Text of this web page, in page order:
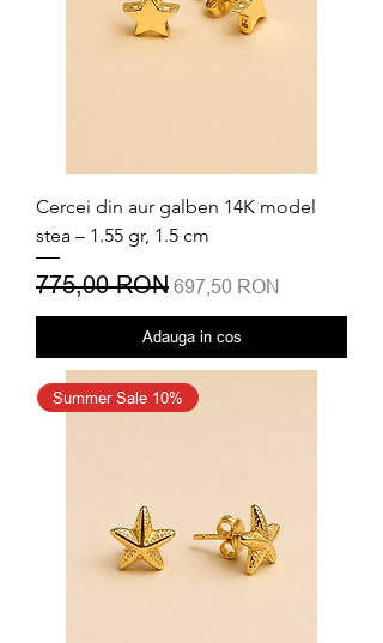
Cercei din aur galben 14K model
stea – 1.55 gr, 1.5 cm
Preț normal
775,00 RON Preț redus
697,50 RON
Adauga in cos
Summer Sale 10%